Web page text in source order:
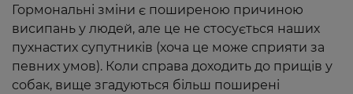
Гормональні зміни є поширеною причиною
висипань у людей, але це не стосується наших
пухнастих супутників (хоча це може сприяти за
певних умов). Коли справа доходить до прищів у
собак, вище згадуються більш поширені